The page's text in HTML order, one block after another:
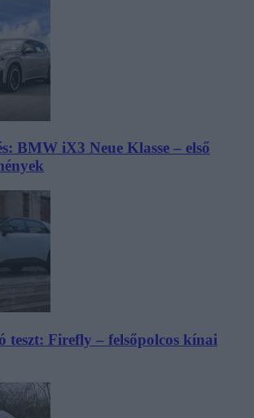
BMW iX3 Neue Klasse – első
teszt: Firefly – felsőpolcos kínai